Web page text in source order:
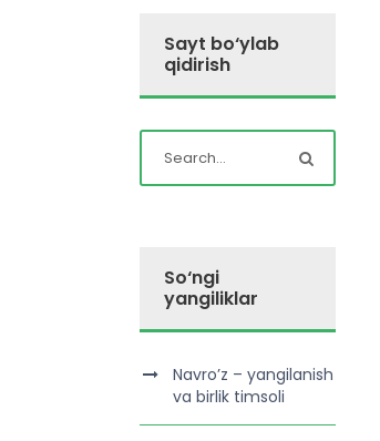
Sayt bo‘ylab
qidirish
So‘ngi
yangiliklar
Navro’z – yangilanish
va birlik timsoli